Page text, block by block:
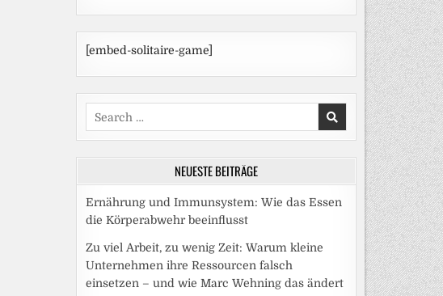
[embed-solitaire-game]
Search
for:
NEUESTE BEITRÄGE
Ernährung und Immunsystem: Wie das Essen
die Körperabwehr beeinflusst
Zu viel Arbeit, zu wenig Zeit: Warum kleine
Unternehmen ihre Ressourcen falsch
einsetzen – und wie Marc Wehning das ändert